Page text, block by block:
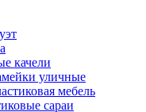
качели
уличные
мебель